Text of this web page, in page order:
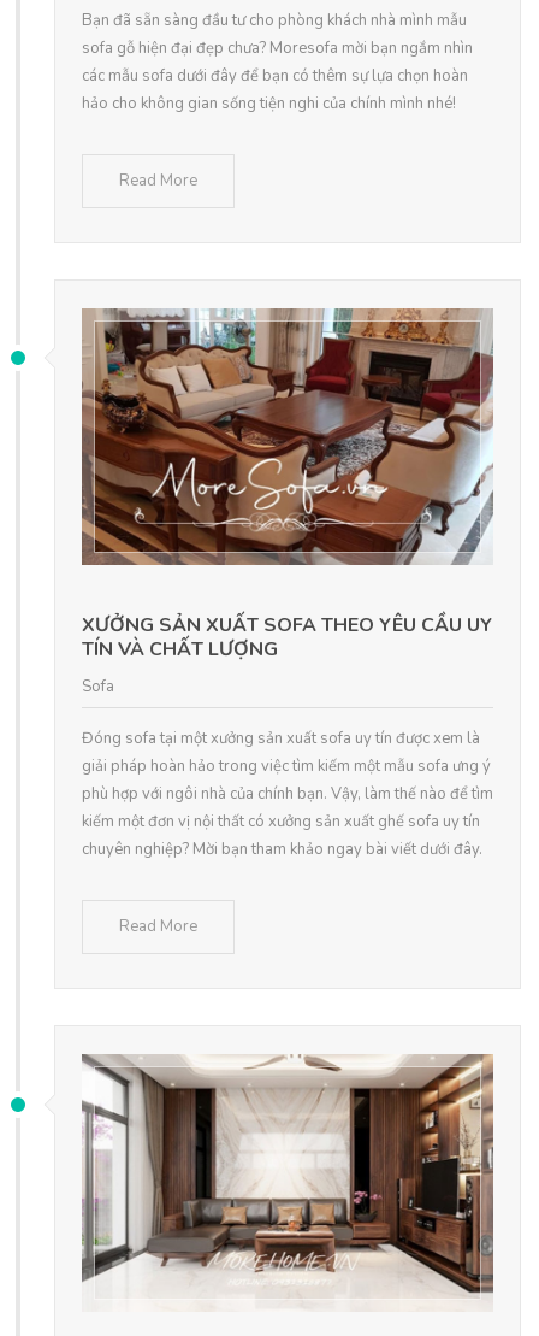
Bạn đã sẵn sàng đầu tư cho phòng khách nhà mình mẫu
sofa gỗ hiện đại đẹp chưa? Moresofa mời bạn ngắm nhìn
các mẫu sofa dưới đây để bạn có thêm sự lựa chọn hoàn
hảo cho không gian sống tiện nghi của chính mình nhé!
Read More
XƯỞNG SẢN XUẤT SOFA THEO YÊU CẦU UY
TÍN VÀ CHẤT LƯỢNG
Sofa
Đóng sofa tại một xưởng sản xuất sofa uy tín được xem là
giải pháp hoàn hảo trong việc tìm kiếm một mẫu sofa ưng ý
phù hợp với ngôi nhà của chính bạn. Vậy, làm thế nào để tìm
kiếm một đơn vị nội thất có xưởng sản xuất ghế sofa uy tín
chuyên nghiệp? Mời bạn tham khảo ngay bài viết dưới đây.
Read More